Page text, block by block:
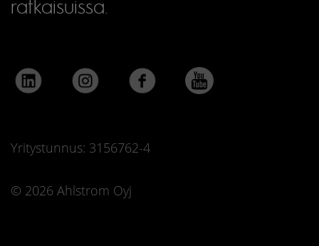
ratkaisuissa.
Yritystunnus: 3156762-4
© 2026 Ahlstrom Oyj